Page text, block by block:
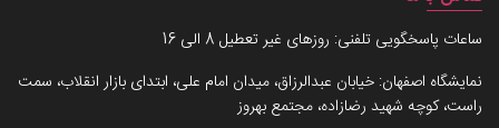
ساعات پاسخگویی تلفنی: روزهای غیر تعطیل 8 الی 16
نمایشگاه اصفهان: خیابان عبدالرزاق، میدان امام علی، ابتدای بازار انقلاب، سمت
راست، کوچه شهید رضازاده، مجتمع بهروز